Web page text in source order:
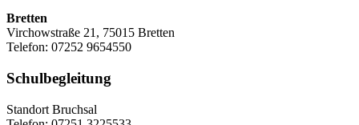
Bretten
Virchowstraße 21, 75015 Bretten
Telefon: 07252 9654550
Schulbegleitung
Standort Bruchsal